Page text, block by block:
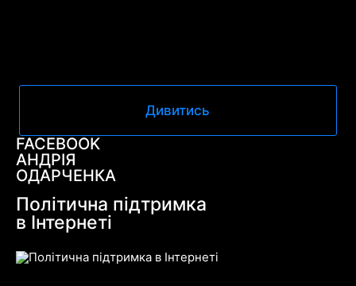
Дивитись
FACEBOOK
АНДРІЯ
ОДАРЧЕНКА
Політична підтримка
в Інтернеті